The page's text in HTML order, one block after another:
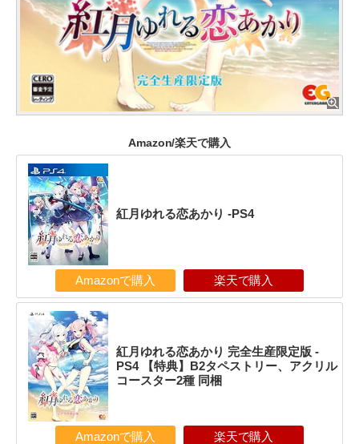
Amazon/楽天で購入
紅月ゆれる恋あかり -PS4
Amazonで購入 楽天で購入
紅月ゆれる恋あかり 完全生産限定版 -
PS4 【特典】B2タペストリー、アクリル
コースター2種 同梱
Amazonで購入 楽天で購入